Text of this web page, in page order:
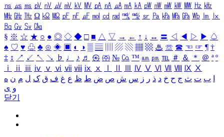
㎱ ㎲ ㎳ ㎴ ㎵ ㎶ ㎷ ㎸ ㎹ ㎀ ㎁ ㎂ ㎃ ㎄ ㎺ ㎻ ㎽ ㎾ ㎿ ㎐ ㎑
㎒ ㎓ ㎔ Ω ㏀ ㏁ ㎊ ㎋ ㎌ ㏖ ㏅ ㎭ ㎮ ㎯ ㏛ ㎩ ㎪ ㎫ ㎬ ㏝ ㏐
㏓
㏃ ㏉ ㏜ ㏆
§ ※ ☆ ★ ○ ● ◎ ◇ ◆ □ ■ △ ▽ → ← ↑ ↓ ↔ 〓 ◁ ◀ ▷ ▶ ♤
♠ ♡ ♥ ♧ ♣ ⊙ ◈ ▣ ◐ ◑ ▒ ▤ ▨ ▧ ▦ ▩ ♨ ☏ ☎ ☜ ☞ ¶ †
‡ ↕ ↗ ↙ ↖ ↘ ♭ ♩ ♪ ♬ ㉿ ㈜ № ㏇ ™ ㏂ ㏘ ℡ ＃ ＆ ＊ ＠ ª º
ⅰ
ⅱ ⅲ ⅳ ⅴ ⅵ ⅶ ⅷ ⅸ ⅹ Ⅳ Ⅴ Ⅵ Ⅶ Ⅷ Ⅸ Ⅹ
ب ت ث ج ح خ د ذ ر ز س ش ص ض ط ظ ع غ ف ق ک ل م ن ه
و ی
닫기